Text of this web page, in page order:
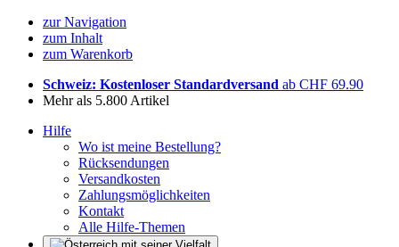
zur Navigation
zum Inhalt
zum Warenkorb
Schweiz: Kostenloser Standardversand ab CHF 69.90
Mehr als 5.800 Artikel
Hilfe
Wo ist meine Bestellung?
Rücksendungen
Versandkosten
Zahlungsmöglichkeiten
Kontakt
Alle Hilfe-Themen